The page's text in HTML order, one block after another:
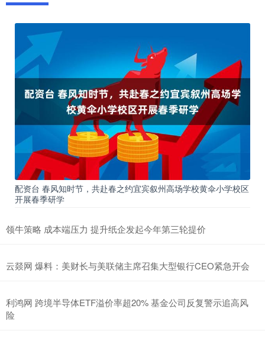
配资台 春风知时节，共赴春之约宜宾叙州高场学校黄伞小学校区
开展春季研学
领牛策略 成本端压力 提升纸企发起今年第三轮提价
云燚网 爆料：美财长与美联储主席召集大型银行CEO紧急开会
利鸿网 跨境半导体ETF溢价率超20% 基金公司反复警示追高风
险